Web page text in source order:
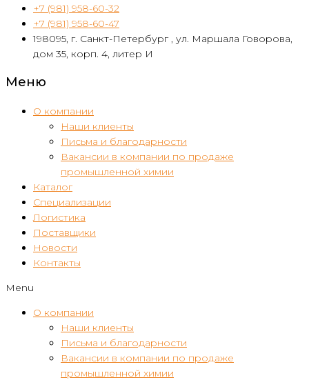
+7 (981) 958-60-32
+7 (981) 958-60-47
198095, г. Санкт-Петербург , ул. Маршала Говорова,
дом 35, корп. 4, литер И
Меню
О компании
Наши клиенты
Письма и благодарности
Вакансии в компании по продаже
промышленной химии
Каталог
Специализации
Логистика
Поставщики
Новости
Контакты
Menu
О компании
Наши клиенты
Письма и благодарности
Вакансии в компании по продаже
промышленной химии